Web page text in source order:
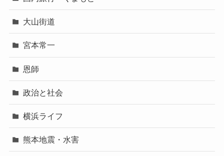
大山街道
宮本常一
恩師
政治と社会
横浜ライフ
熊本地震・水害